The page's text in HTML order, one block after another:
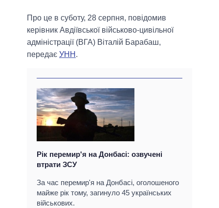
Про це в суботу, 28 серпня, повідомив
керівник Авдіївської військово-цивільної
адміністрації (ВГА) Віталій Барабаш,
передає УНН .
Рік перемир'я на Донбасі: озвучені
втрати ЗСУ
За час перемир'я на Донбасі, оголошеного
майже рік тому, загинуло 45 українських
військових.